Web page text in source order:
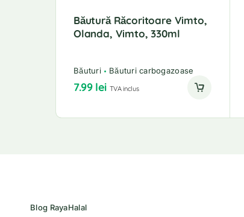
Băutură Răcoritoare Vimto,
Olanda, Vimto, 330ml
Băuturi Băuturi carbogazoase
7.99 lei TVA inclus
Blog RayaHalal